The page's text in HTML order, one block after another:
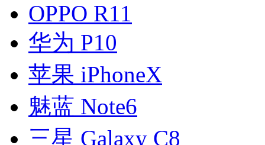
OPPO R11
华为 P10
苹果 iPhoneX
魅蓝 Note6
三星 Galaxy C8